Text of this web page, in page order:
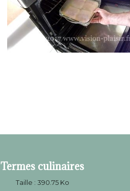
Termes culinaires
Taille : 390.75 Ko